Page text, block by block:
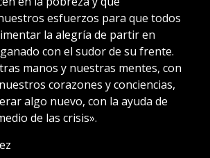
esfuerzos para que todos
la alegría de partir en
con el sudor de su frente.
manos y nuestras mentes, con
corazones y conciencias,
algo nuevo, con la ayuda de
de las crisis».